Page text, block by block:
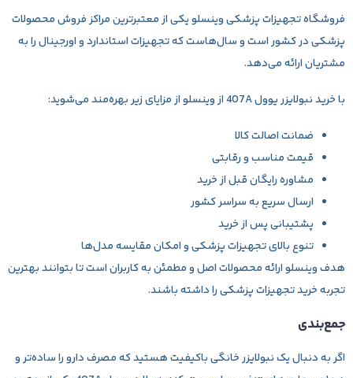
فروشگاه تجهیزات پزشکیوینسلویکی از معتبرترین مراکز فروش محصولات
پزشکی در کشور است و سال‌هاست که تجهیزات استاندارد و اورجینال را به
مشتریان ارائه می‌دهد.
با خریدنبولایزر یوول 407A از وینسلو از مزایای زیر بهره‌مند می‌شوید:
ضمانت اصالت کالا
قیمت مناسب و رقابتی
مشاوره رایگان قبل از خرید
ارسال سریع به سراسر کشور
پشتیبانی پس از خرید
تنوع بالای تجهیزات پزشکی و امکان مقایسه مدل‌ها
هدف وینسلو ارائه محصولات اصل و مطمئن به کاربران است تا بتوانند بهترین
تجربه خرید تجهیزات پزشکی را داشته باشند.
جمع‌بندی
اگر به دنبال یکنبولایزر خانگی باکیفیتهستید که مصرف دارو را ساده‌تر و